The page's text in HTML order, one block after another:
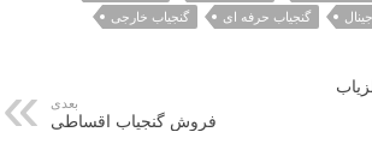
گنجیاب حرفه ای گنجیاب خارجی
بعدی
فروش گنجیاب اقساطی